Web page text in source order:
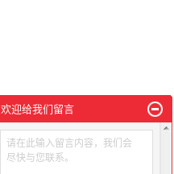
欢迎给我们留言
请在此输入留言内容，我们会
尽快与您联系。